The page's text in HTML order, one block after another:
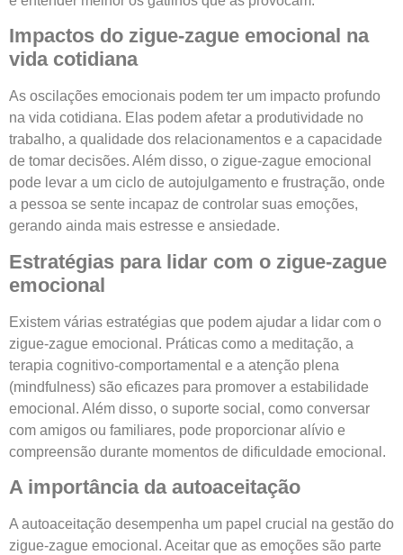
Impactos do zigue-zague emocional na
vida cotidiana
As oscilações emocionais podem ter um impacto profundo
na vida cotidiana. Elas podem afetar a produtividade no
trabalho, a qualidade dos relacionamentos e a capacidade
de tomar decisões. Além disso, o zigue-zague emocional
pode levar a um ciclo de autojulgamento e frustração, onde
a pessoa se sente incapaz de controlar suas emoções,
gerando ainda mais estresse e ansiedade.
Estratégias para lidar com o zigue-zague
emocional
Existem várias estratégias que podem ajudar a lidar com o
zigue-zague emocional. Práticas como a meditação, a
terapia cognitivo-comportamental e a atenção plena
(mindfulness) são eficazes para promover a estabilidade
emocional. Além disso, o suporte social, como conversar
com amigos ou familiares, pode proporcionar alívio e
compreensão durante momentos de dificuldade emocional.
A importância da autoaceitação
A autoaceitação desempenha um papel crucial na gestão do
zigue-zague emocional. Aceitar que as emoções são parte